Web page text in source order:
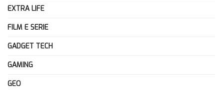
EXTRA LIFE
FILM E SERIE
GADGET TECH
GAMING
GEO